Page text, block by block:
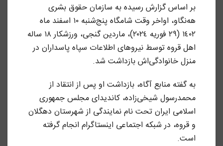
بر اساس گزارش رسیده به سازمان حقوق بشری
هه‌نگاو، اواخر وقت شامگاه پنج‌شنبه ١٠ اسفند ماه
١٤٠٢ (٢٩ فوریه ٢٠٢٤)، ماردین گنجی، ورزشکار ١٨ ساله
اهل قروه توسط نیروهای اطلاعات سپاه پاسداران در
منزل خانوادگی‌اش بازداشت شد.
به گفته منابع آگاه، بازداشت او پس از انتقاد از
محمدرسول شیخی‌زاده، کاندیدای مجلس جمهوری
اسلامی ایران تحت نام نمایندگی از شهرستان دهگلان
و قروه، در شبکه اجتماعی اینستاگرام انجام گرفته
است.